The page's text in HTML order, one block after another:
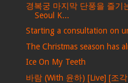
경복궁 마지막 단풍을 즐기
Seoul K...
Starting a consultation on
The Christmas season has
Ice On My Teeth
바람 (With 윤하) [Live] [조